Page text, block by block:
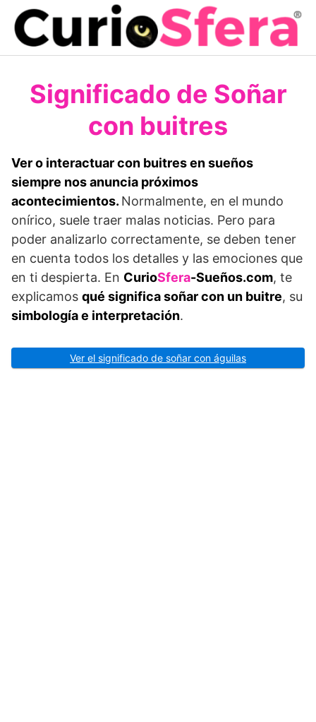
Saltar
contenido
Significado de Soñar
con buitres
Ver o interactuar con buitres en sueños
siempre nos anuncia próximos
acontecimientos. Normalmente, en el mundo
onírico, suele traer malas noticias. Pero para
poder analizarlo correctamente, se deben tener
en cuenta todos los detalles y las emociones que
en ti despierta. En CurioSfera-Sueños.com, te
explicamos qué significa soñar con un buitre, su
simbología e interpretación.
Ver el significado de soñar con águilas